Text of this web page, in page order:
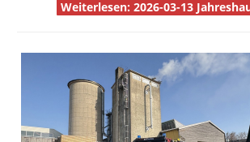
Weiterlesen: 2026-03-13